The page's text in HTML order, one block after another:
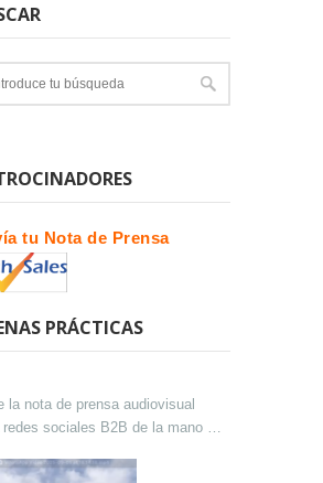
tu Nota de Prensa
PRÁCTICAS
la nota de prensa audiovisual
redes sociales B2B de la mano de